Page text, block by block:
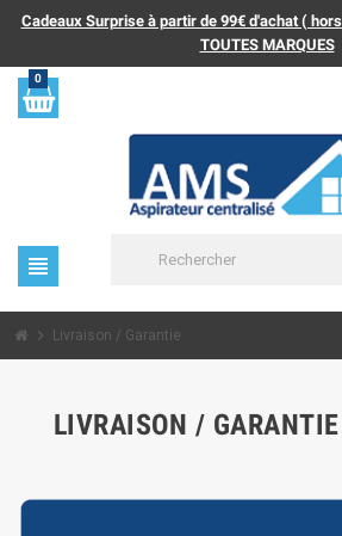
Cadeaux Surprise à partir de 99€ d'achat (
TOUTES MARQUES
0
view_headline
chevron_right Livraison / Garantie
LIVRAISON / GARANTIE